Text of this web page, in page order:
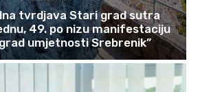
tvrdjava Stari grad sutra
49. po nizu manifestaciju
umjetnosti Srebrenik”